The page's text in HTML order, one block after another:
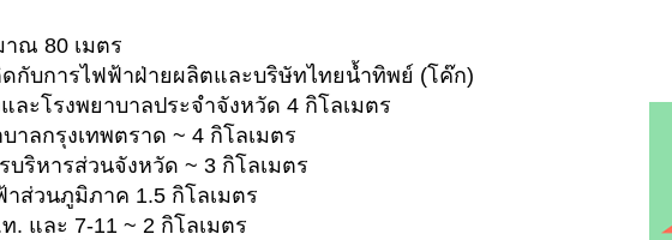
าณ 80 เมตร
กับการไฟฟ้าฝ่ายผลิตและบริษัทไทยน้ำทิพย์ (โค๊ก)
ละโรงพยาบาลประจำจังหวัด 4 กิโลเมตร
าลกรุงเทพตราด ~ 4 กิโลเมตร
บริหารส่วนจังหวัด ~ 3 กิโลเมตร
ส่วนภูมิภาค 1.5 กิโลเมตร
. และ 7-11 ~ 2 กิโลเมตร